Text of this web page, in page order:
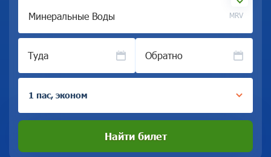
MRV
Туда Обратно
1 пас, эконом
Найти билет